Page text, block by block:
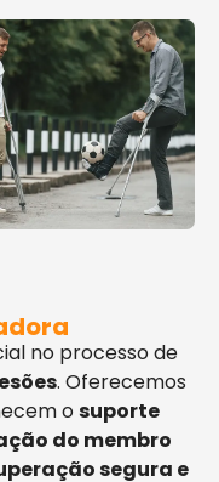
no processo de
. Oferecemos
osuporte
do membro
segura e